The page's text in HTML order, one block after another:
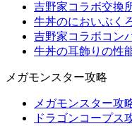
吉野家コラボ交換
牛丼のにおいぶく
吉野家コラボコン
牛丼の耳飾りの性
メガモンスター攻略
メガモンスター攻
ドラゴンコープス